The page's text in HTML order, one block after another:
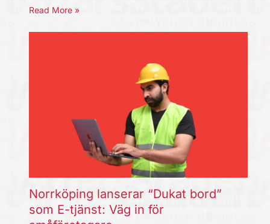
Read More »
Norrköping lanserar “Dukat bord”
som E-tjänst: Väg in för